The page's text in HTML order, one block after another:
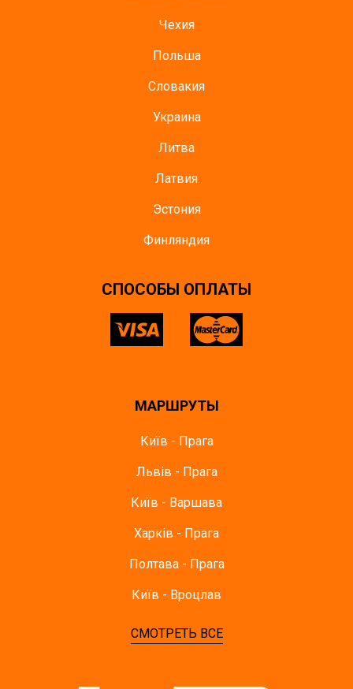
Чехия
Польша
Словакия
Украина
Литва
Латвия
Эстония
Финляндия
CПОСОБЫ ОПЛАТЫ
МАРШРУТЫ
Київ - Прага
Львів - Прага
Київ - Варшава
Харків - Прага
Полтава - Прага
Київ - Вроцлав
СМОТРЕТЬ ВСЕ